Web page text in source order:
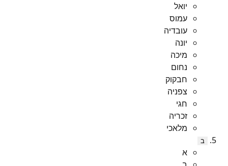
יואל
עמוס
עובדיה
יונה
מיכה
נחום
חבקוק
צפניה
חגי
זכריה
מלאכי
ב
א